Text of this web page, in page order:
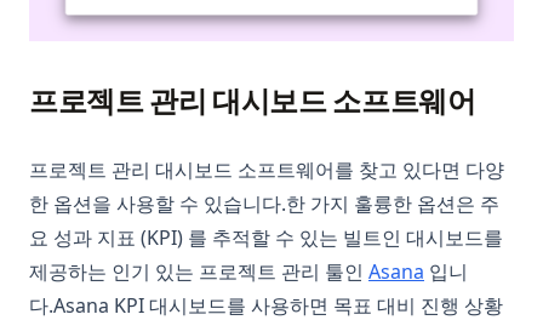
프로젝트 관리 대시보드 소프트웨어
프로젝트 관리 대시보드 소프트웨어를 찾고 있다면 다양
한 옵션을 사용할 수 있습니다.한 가지 훌륭한 옵션은 주
요 성과 지표 (KPI) 를 추적할 수 있는 빌트인 대시보드를
제공하는 인기 있는 프로젝트 관리 툴인 Asana (opens in a
입니
다.Asana KPI 대시보드를 사용하면 목표 대비 진행 상황